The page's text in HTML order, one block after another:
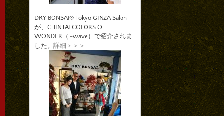
DRY BONSAI® Tokyo GINZA Salon
が、CHINTAI COLORS OF
WONDER（j-wave）で紹介されま
した。 詳細＞＞＞